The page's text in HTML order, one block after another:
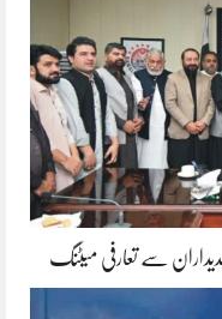
سے تعارفی میٹنگ